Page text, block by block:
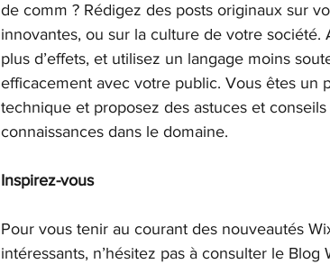
de comm ? Rédigez des posts originaux sur
innovantes, ou sur la culture de votre
plus d’effets, et utilisez un langage moins
efficacement avec votre public. Vous êtes un
technique et proposez des astuces et
connaissances dans le domaine.
Inspirez-vous
Pour vous tenir au courant des nouveautés
intéressants, n’hésitez pas à consulter le